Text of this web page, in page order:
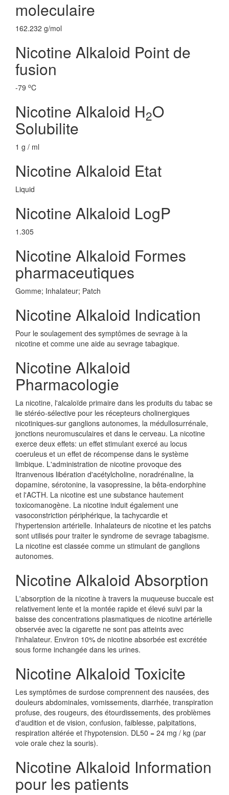
moleculaire
162.232 g/mol
Nicotine Alkaloid Point de
fusion
-79 oC
Nicotine Alkaloid H2O
Solubilite
1 g / ml
Nicotine Alkaloid Etat
Liquid
Nicotine Alkaloid LogP
1.305
Nicotine Alkaloid Formes
pharmaceutiques
Gomme; Inhalateur; Patch
Nicotine Alkaloid Indication
Pour le soulagement des symptômes de sevrage à la
nicotine et comme une aide au sevrage tabagique.
Nicotine Alkaloid
Pharmacologie
La nicotine, l'alcaloïde primaire dans les produits du tabac se
lie stéréo-sélective pour les récepteurs cholinergiques
nicotiniques-sur ganglions autonomes, la médullosurrénale,
jonctions neuromusculaires et dans le cerveau. La nicotine
exerce deux effets: un effet stimulant exercé au locus
coeruleus et un effet de récompense dans le système
limbique. L'administration de nicotine provoque des
Itranvenous libération d'acétylcholine, noradrénaline, la
dopamine, sérotonine, la vasopressine, la bêta-endorphine
et l'ACTH. La nicotine est une substance hautement
toxicomanogène. La nicotine induit également une
vasoconstriction périphérique, la tachycardie et
l'hypertension artérielle. Inhalateurs de nicotine et les patchs
sont utilisés pour traiter le syndrome de sevrage tabagisme.
La nicotine est classée comme un stimulant de ganglions
autonomes.
Nicotine Alkaloid Absorption
L'absorption de la nicotine à travers la muqueuse buccale est
relativement lente et la montée rapide et élevé suivi par la
baisse des concentrations plasmatiques de nicotine artérielle
observée avec la cigarette ne sont pas atteints avec
l'inhalateur. Environ 10% de nicotine absorbée est excrétée
sous forme inchangée dans les urines.
Nicotine Alkaloid Toxicite
Les symptômes de surdose comprennent des nausées, des
douleurs abdominales, vomissements, diarrhée, transpiration
profuse, des rougeurs, des étourdissements, des problèmes
d'audition et de vision, confusion, faiblesse, palpitations,
respiration altérée et l'hypotension. DL50 = 24 mg / kg (par
voie orale chez la souris).
Nicotine Alkaloid Information
pour les patients